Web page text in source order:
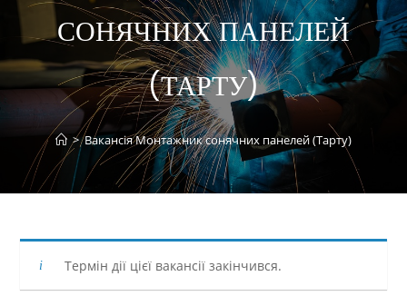
СОНЯЧНИХ ПАНЕЛЕЙ
(ТАРТУ)
> Вакансія Монтажник сонячних панелей (Тарту)
Термін дії цієї вакансії закінчився.